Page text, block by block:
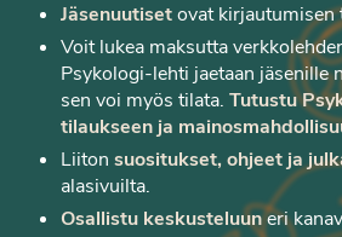
Jäsenuutisetovat kirjautumisen
Voit lukea maksutta
Psykologi-lehti jaetaan jäsenille
sen voi myös tilata. Tutustu
tilaukseen ja
Liiton suositukset, ohjeet ja
alasivuilta.
Osallistu keskusteluuneri